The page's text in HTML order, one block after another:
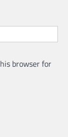
browser for